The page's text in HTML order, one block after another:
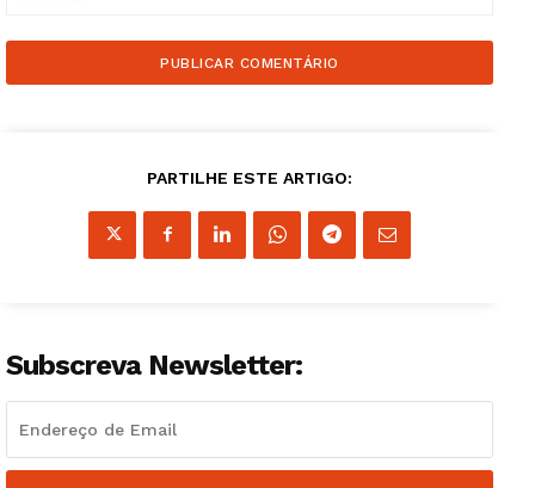
PARTILHE ESTE ARTIGO:
Subscreva Newsletter: